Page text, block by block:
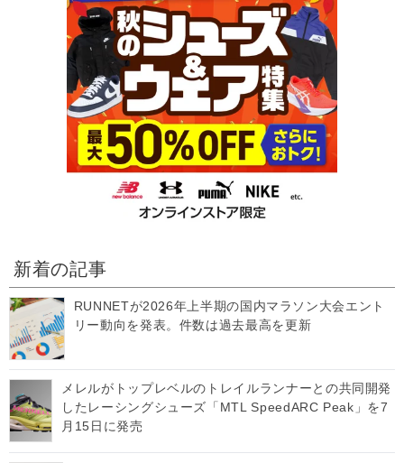
新着の記事
RUNNETが2026年上半期の国内マラソン大会エント
リー動向を発表。件数は過去最高を更新
メレルがトップレベルのトレイルランナーとの共同開発
したレーシングシューズ「MTL SpeedARC Peak」を7
月15日に発売